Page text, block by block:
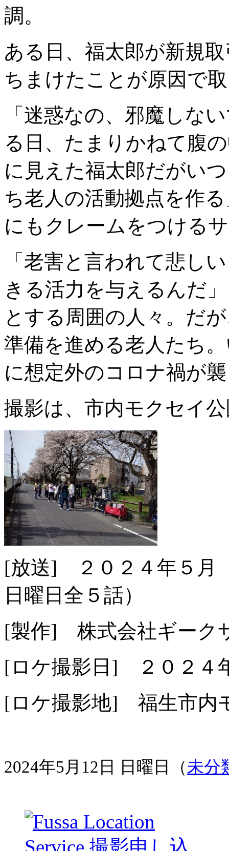
調。
ある日、福太郎が新規
ちまけたことが原因で
「迷惑なの、邪魔しな
る日、たまりかねて腹
に見えた福太郎だがい
ち老人の活動拠点を作
にもクレームをつける
「老害と言われて悲し
きる活力を与えるんだ
とする周囲の人々。だ
準備を進める老人たち
に想定外のコロナ禍が
撮影は、市内モクセイ
[放送] ２０２４年５月
日曜日全５話）
[製作] 株式会社ギーク
[ロケ撮影日] ２０２４
[ロケ撮影地] 福生市内
2024年5月12日 日曜日（未分